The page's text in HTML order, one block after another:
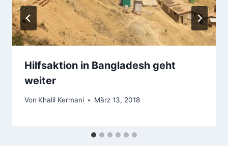
Hilfsaktion in Bangladesh geht
weiter
Von Khalil Kermani März 13, 2018